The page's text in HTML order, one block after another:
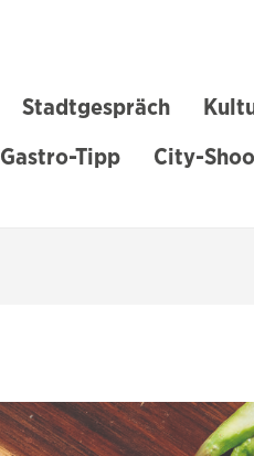
Stadtgespräch
Gastro-Tipp City-